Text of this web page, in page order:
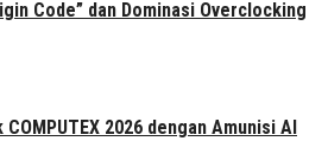
Code” dan Dominasi Overclocking
COMPUTEX 2026 dengan Amunisi AI